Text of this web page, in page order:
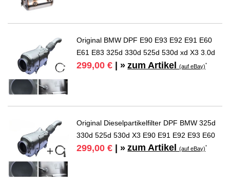
Original BMW DPF E90 E93 E92 E91 E60
E61 E83 325d 330d 525d 530d xd X3 3.0d
299,00 € | » zum Artikel(auf eBay)*
Original Dieselpartikelfilter DPF BMW 325d
330d 525d 530d X3 E90 E91 E92 E93 E60
299,00 € | » zum Artikel(auf eBay)*